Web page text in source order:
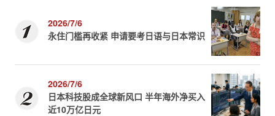
2026/7/6
永住门槛再收紧 申请要考日语与日本常识
2026/7/6
日本科技股成全球新风口 半年海外净买入
近10万亿日元